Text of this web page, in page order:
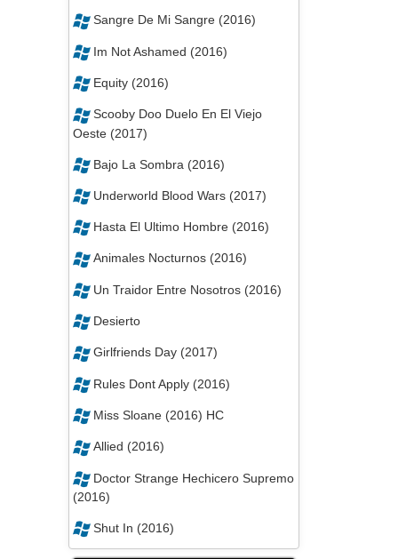
Sangre De Mi Sangre (2016)
Im Not Ashamed (2016)
Equity (2016)
Scooby Doo Duelo En El Viejo
Oeste (2017)
Bajo La Sombra (2016)
Underworld Blood Wars (2017)
Hasta El Ultimo Hombre (2016)
Animales Nocturnos (2016)
Un Traidor Entre Nosotros (2016)
Desierto
Girlfriends Day (2017)
Rules Dont Apply (2016)
Miss Sloane (2016) HC
Allied (2016)
Doctor Strange Hechicero Supremo
(2016)
Shut In (2016)